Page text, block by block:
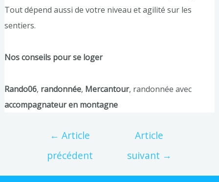
Tout dépend aussi de votre niveau et agilité sur les
sentiers.
Nos conseils pour se loger
Rando06, randonnée, Mercantour, randonnée avec
accompagnateur en montagne
← Article
précédent
Article
suivant →